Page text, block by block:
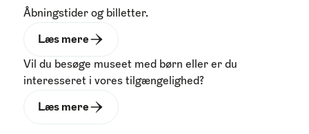
Åbningstider og billetter.
Læs mere
Vil du besøge museet med børn eller er du
interesseret i vores tilgængelighed?
Læs mere